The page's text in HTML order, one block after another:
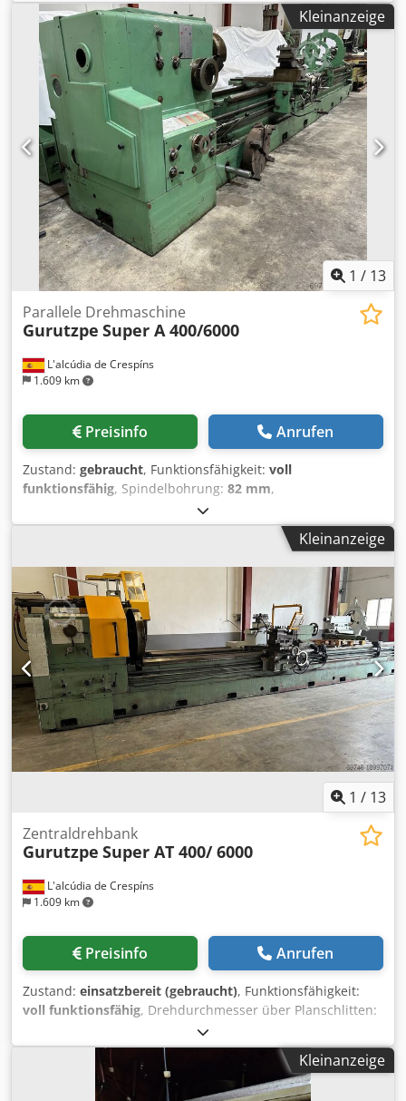
Heidenhain digital bemesserung Durchmesser Futter: 155
mm Drehzahl: 2000 Umw/Min Djdjmw Ukcopfx Alhjkr
Abmasse: 150x85x155 cm LxBxH
Kleinanzeige
1 / 13
L'alcúdia de Crespíns
1.609 km
Parallele Drehmaschine
Gurutzpe Super A 400/6000
Preisinfo Anrufen
Zustand: gebraucht, Funktionsfähigkeit: voll
funktionsfähig, Spindelbohrung: 82 mm,
, Drehlänge:
GURUTZPE-Drehmaschine Modell Super A, 6.000 mm
zwischen den Spitzen, Umlaufdurchmesser auf dem Bett
820 mm, auf dem Schlitten 550 mm, im Ausschnitt 1.150
mm, Schaftdurchmesser 82 mm, motorisierter Schlitten, 16
Geschwindigkeiten von 9–500 U/min, hat 3 feste Lünetten.
Dksdev Rm Iwopfx Alhsr
Kleinanzeige
1 / 13
L'alcúdia de Crespíns
1.609 km
Zentraldrehbank
Gurutzpe Super AT 400/ 6000
Preisinfo Anrufen
Zustand: einsatzbereit (gebraucht), Funktionsfähigkeit:
voll funktionsfähig, Drehdurchmesser über Planschlitten:
77 mm
über Bettschlitten:800 mm, GURUTZPE Drehmaschine
Modell Super AT 400/6000, 6.000 mm zwischen den
Spitzen, Umlaufdurchmesser auf dem Bett 820 mm, auf
Kleinanzeige